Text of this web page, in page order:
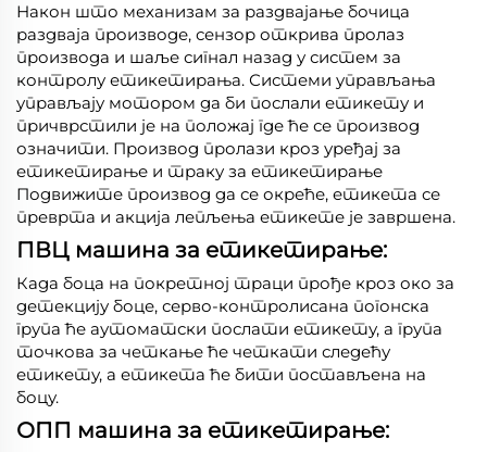
Након што механизам за раздвајање бочица
раздваја производе, сензор открива пролаз
производа и шаље сигнал назад у систем за
контролу етикетирања. Системи управљања
управљају мотором да би послали етикету и
причврстили је на положај где ће се производ
означити. Производ пролази кроз уређај за
етикетирање и траку за етикетирање
Подвижите производ да се окреће, етикета се
преврта и акција лепљења етикете је завршена.
ПВЦ машина за етикетирање:
Када боца на покретној траци прође кроз око за
детекцију боце, серво-контролисана погонска
група ће аутоматски послати етикету, а група
точкова за четкање ће четкати следећу
етикету, а етикета ће бити постављена на
боцу.
ОПП машина за етикетирање: